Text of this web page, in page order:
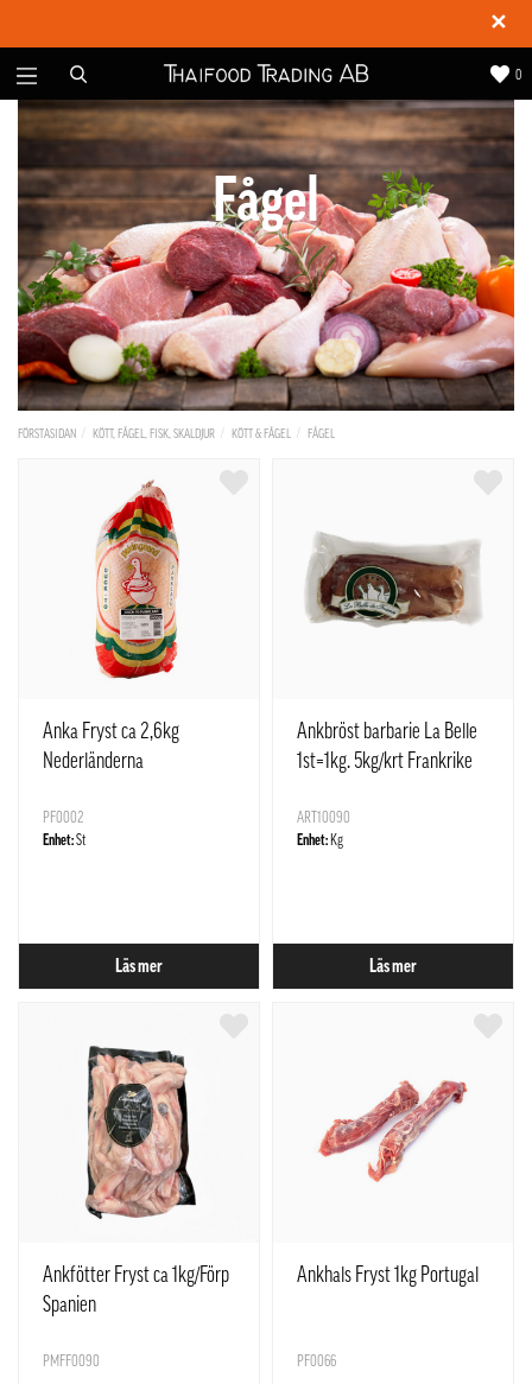
✕
0
Fågel
FÖRSTASIDAN KÖTT, FÅGEL, FISK, SKALDJUR KÖTT & FÅGEL FÅGEL
Anka Fryst ca 2,6kg
Nederländerna
PF0002
Enhet:St
Läs mer
Ankbröst barbarie La Belle
1st=1kg. 5kg/krt Frankrike
ART10090
Enhet: Kg
Läs mer
Ankfötter Fryst ca 1kg/Förp
Spanien
PMFF0090
Ankhals Fryst 1kg Portugal
PF0066